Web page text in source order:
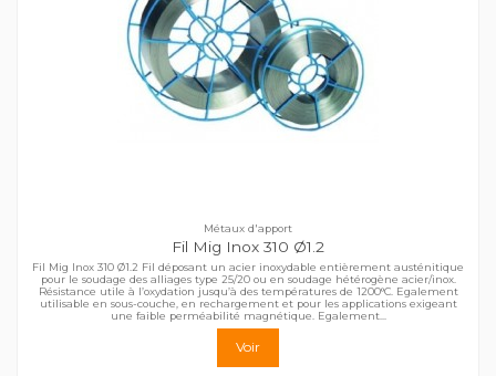
Métaux d'apport
Fil Mig Inox 310 Ø1.2
Fil Mig Inox 310 Ø1.2 Fil déposant un acier inoxydable entièrement austénitique
pour le soudage des alliages type 25/20 ou en soudage hétérogène acier/inox.
Résistance utile à l’oxydation jusqu’à des températures de 1200°C. Egalement
utilisable en sous-couche, en rechargement et pour les applications exigeant
une faible perméabilité magnétique. Egalement...
Voir